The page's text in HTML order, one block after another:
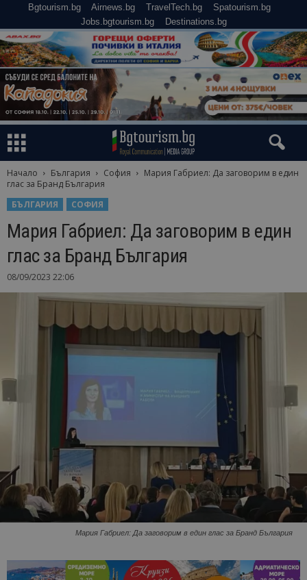
Bgtourism.bg Airnews.bg TravelTech.bg
Spatourism.bg
Jobs.bgtourism.bg
Destinations.bg
Начало България София
Мария Габриел: Да заговорим в един
глас за Бранд България
БЪЛГАРИЯ
СОФИЯ
Мария Габриел: Да заговорим в един
глас за Бранд България
08/09/2023 22:06
Мария Габриел: Да заговорим в един глас за Бранд България